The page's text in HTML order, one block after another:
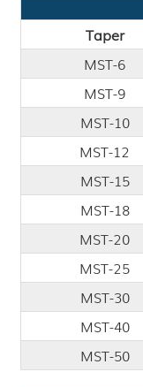
Taper
MST-6
MST-9
MST-10
MST-12
MST-15
MST-18
MST-20
MST-25
MST-30
MST-40
MST-50